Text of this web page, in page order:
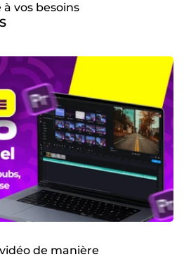
vos besoins
de manière